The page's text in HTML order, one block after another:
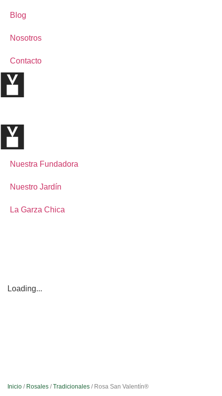
Blog
Nosotros
Contacto
Nuestra Fundadora
Nuestro Jardín
La Garza Chica
Loading...
Inicio / Rosales /Tradicionales / Rosa San Valentín®